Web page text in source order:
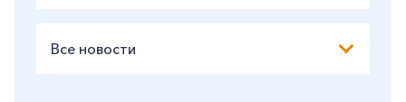
Все новости